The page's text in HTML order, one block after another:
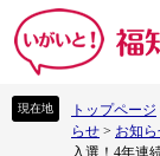
ー
ニ
トップページ
らせ > お知
入選！4年連